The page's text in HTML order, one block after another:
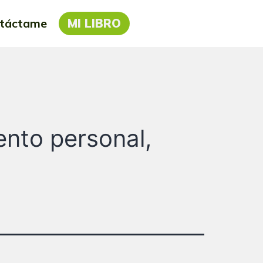
MI LIBRO
personal,